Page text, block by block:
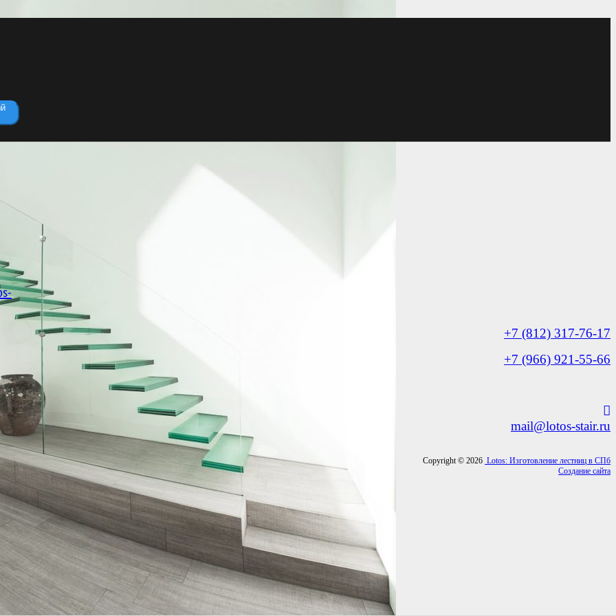
ЛЕСТНИЦЫ НА ЗАКАЗ В СПБ
+7 (812) 317-76-17
+7 (966) 921-55-66
mail@lotos-stair.ru
Copyright © 2026 Lotos: Изготовление лестниц в СПб
Создание сайта